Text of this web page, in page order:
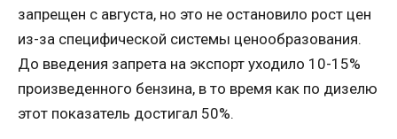
запрещен с августа, но это не остановило рост цен
из-за специфической системы ценообразования.
До введения запрета на экспорт уходило 10-15%
произведенного бензина, в то время как по дизелю
этот показатель достигал 50%.